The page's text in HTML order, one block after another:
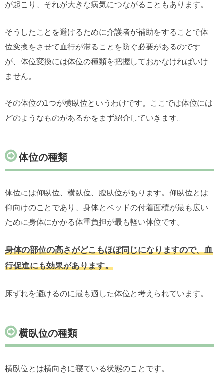
が起こり、それが大きな病気につながることもあります。
そうしたことを避けるために介護者が補助をすることで体
位変換をさせて血行が滞ることを防ぐ必要があるのです
が、体位変換には体位の種類を把握しておかなければいけ
ません。
その体位の1つが横臥位というわけです。ここでは体位には
どのようなものがあるかをまず紹介していきます。
体位の種類
体位には仰臥位、横臥位、腹臥位があります。仰臥位とは
仰向けのことであり、身体とベッドの付着面積が最も広い
ために身体にかかる体重負担が最も軽い体位です。
身体の部位の高さがどこもほぼ同じになりますので、血
行促進にも効果があります。
床ずれを避けるのに最も適した体位と考えられています。
横臥位の種類
横臥位とは横向きに寝ている状態のことです。